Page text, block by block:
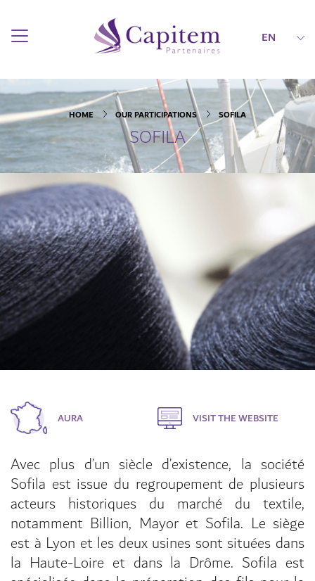
EN
HOME OUR PARTICIPATIONS SOFILA
SOFILA
AURA VISIT THE WEBSITE
Avec plus d’un siècle d’existence, la société
Sofila est issue du regroupement de plusieurs
acteurs historiques du marché du textile,
notamment Billion, Mayor et Sofila. Le siège
est à Lyon et les deux usines sont situées dans
la Haute-Loire et dans la Drôme. Sofila est